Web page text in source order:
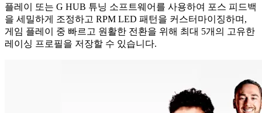
플레이 또는 G HUB 튜닝 소프트웨어를 사용하여 포스 피드백
을 세밀하게 조정하고 RPM LED 패턴을 커스터마이징하며,
게임 플레이 중 빠르고 원활한 전환을 위해 최대 5개의 고유한
레이싱 프로필을 저장할 수 있습니다.